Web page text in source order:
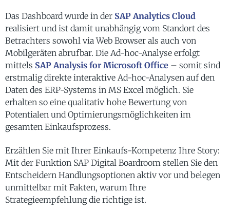
Das Dashboard wurde in der SAP Analytics Cloud
realisiert und ist damit unabhängig vom Standort des
Betrachters sowohl via Web Browser als auch von
Mobilgeräten abrufbar. Die Ad-hoc-Analyse erfolgt
mittels SAP Analysis for Microsoft Office – somit sind
erstmalig direkte interaktive Ad-hoc-Analysen auf den
Daten des ERP-Systems in MS Excel möglich. Sie
erhalten so eine qualitativ hohe Bewertung von
Potentialen und Optimierungsmöglichkeiten im
gesamten Einkaufsprozess.
Erzählen Sie mit Ihrer Einkaufs-Kompetenz Ihre Story:
Mit der Funktion SAP Digital Boardroom stellen Sie den
Entscheidern Handlungsoptionen aktiv vor und belegen
unmittelbar mit Fakten, warum Ihre
Strategieempfehlung die richtige ist.